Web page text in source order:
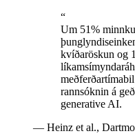
“
Um 51%
kvíðaröskun og
rannsóknin á
generative AI.
— Heinz et al.,